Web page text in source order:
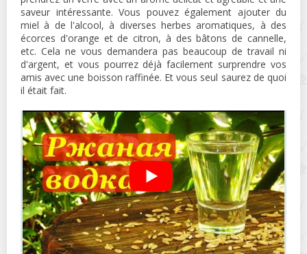
saveur intéressante. Vous pouvez également ajouter du
miel à de l'alcool, à diverses herbes aromatiques, à des
écorces d'orange et de citron, à des bâtons de cannelle,
etc. Cela ne vous demandera pas beaucoup de travail ni
d'argent, et vous pourrez déjà facilement surprendre vos
amis avec une boisson raffinée. Et vous seul saurez de quoi
il était fait.